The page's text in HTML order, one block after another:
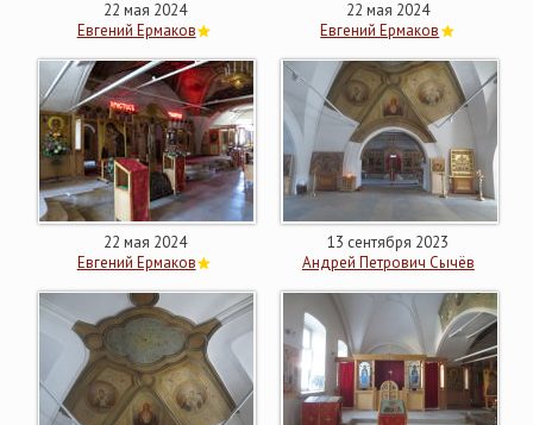
22 мая 2024
Евгений Ермаков
22 мая 2024
Евгений Ермаков
22 мая 2024
Евгений Ермаков
13 сентября 2023
Андрей Петрович Сычёв